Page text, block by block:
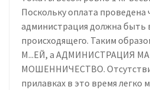
Поскольку оплата проведена
администрация должна быть
происходящего. Таким
М...ЕЙ, а АДМИНИСТРАЦИЯ
МОШЕННИЧЕСТВО.
прилавках в это время легко